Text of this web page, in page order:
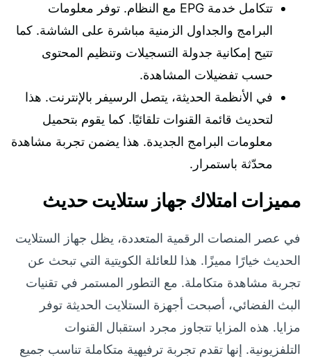
تتكامل خدمة EPG مع النظام. توفر معلومات
البرامج والجداول الزمنية مباشرة على الشاشة. كما
تتيح إمكانية جدولة التسجيلات وتنظيم المحتوى
حسب تفضيلات المشاهدة.
في الأنظمة الحديثة، يتصل الرسيفر بالإنترنت. هذا
لتحديث قائمة القنوات تلقائيًا. كما يقوم بتحميل
معلومات البرامج الجديدة. هذا يضمن تجربة مشاهدة
محدّثة باستمرار.
مميزات امتلاك جهاز ستلايت حديث
في عصر المنصات الرقمية المتعددة، يظل جهاز الستلايت
الحديث خيارًا مميزًا. هذا للعائلة الكويتية التي تبحث عن
تجربة مشاهدة متكاملة. مع التطور المستمر في تقنيات
البث الفضائي، أصبحت أجهزة الستلايت الحديثة توفر
مزايا. هذه المزايا تتجاوز مجرد استقبال القنوات
التلفزيونية. إنها تقدم تجربة ترفيهية متكاملة تناسب جميع